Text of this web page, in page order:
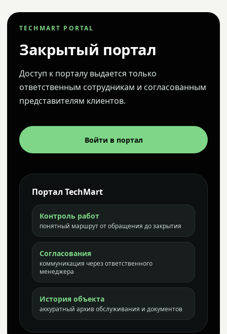
TECHMART PORTAL
Закрытый портал
Доступ к порталу выдается только
ответственным сотрудникам и согласованным
представителям клиентов.
Войти в портал
Портал TechMart
Контроль работ
понятный маршрут от обращения до закрытия
Согласования
коммуникация через ответственного
менеджера
История объекта
аккуратный архив обслуживания и документов